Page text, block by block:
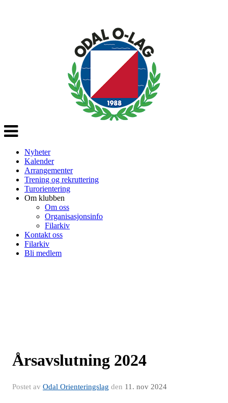
Veksle
navigasjon
Nyheter
Kalender
Arrangementer
Trening og rekruttering
Turorientering
Om klubben
Om oss
Organisasjonsinfo
Filarkiv
Kontakt oss
Filarkiv
Bli medlem
Årsavslutning 2024
Postet av Odal Orienteringslag den 11. nov 2024